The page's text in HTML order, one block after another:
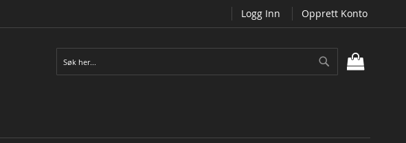
Logg Inn Opprett Konto
Søk